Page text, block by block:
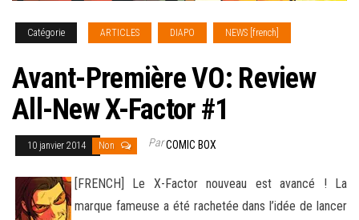
Catégorie ARTICLES DIAPO NEWS [french]
Avant-Première VO: Review
All-New X-Factor #1
10 janvier 2014 Non ParCOMIC BOX
[FRENCH] Le X-Factor nouveau est avancé ! La
marque fameuse a été rachetée dans l’idée de lancer